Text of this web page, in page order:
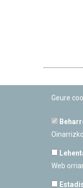
05/02/2022
Geure
Web